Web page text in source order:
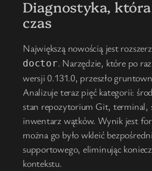
Diagnostyka, która
czas
Największą nowością jest
doctor. Narzędzie, które po
wersji 0.131.0, przeszło
Analizuje teraz pięć kategorii:
stan repozytorium Git, terminal,
inwentarz wątków. Wynik jest
można go było wkleić
supportowego, eliminując
kontekstu.